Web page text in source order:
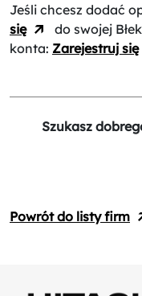
Jeśli chcesz dodać
się
do swojej
konta: Zarejestruj się
Szukasz
Powrót do listy firm